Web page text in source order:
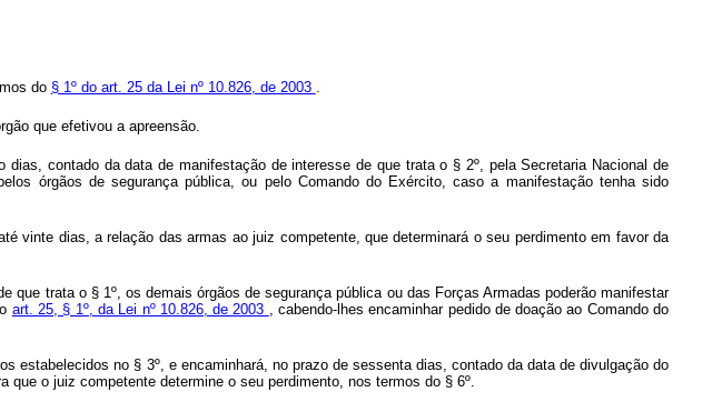
do § 1º do art. 25 da Lei nº 10.826, de 2003 .
que efetivou a apreensão.
contado da data de manifestação de interesse de que trata o § 2º, pela Secretaria Nacional de
órgãos de segurança pública, ou pelo Comando do Exército, caso a manifestação tenha sido
vinte dias, a relação das armas ao juiz competente, que determinará o seu perdimento em favor da
trata o § 1º, os demais órgãos de segurança pública ou das Forças Armadas poderão manifestar
art. 25, § 1º, da Lei nº 10.826, de 2003 , cabendo-lhes encaminhar pedido de doação ao Comando do
estabelecidos no § 3º, e encaminhará, no prazo de sessenta dias, contado da data de divulgação do
que o juiz competente determine o seu perdimento, nos termos do § 6º.